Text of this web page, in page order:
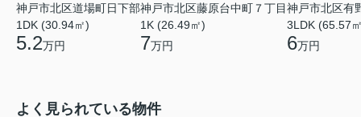
神戸市北区道場町日下部
1DK (30.94㎡)
5.2万円
神戸市北区藤原台中町７丁目
1K (26.49㎡)
7万円
神戸市北区有
3LDK (65.57
6万円
よく見られている物件